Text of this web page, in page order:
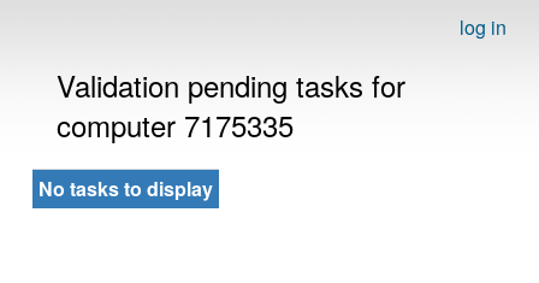
log in
Validation pending tasks for
computer 7175335
No tasks to display